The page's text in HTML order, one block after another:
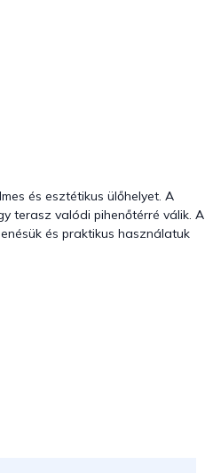
és esztétikus ülőhelyet. A
terasz valódi pihenőtérré válik. A
és praktikus használatuk